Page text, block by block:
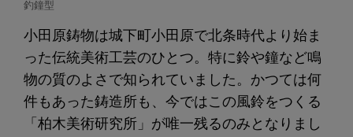
釣鐘型
小田原鋳物は城下町小田原で北条時代より始ま
った伝統美術工芸のひとつ。特に鈴や鐘など鳴
物の質のよさで知られていました。かつては何
件もあった鋳造所も、今ではこの風鈴をつくる
「柏木美術研究所」が唯一残るのみとなりまし